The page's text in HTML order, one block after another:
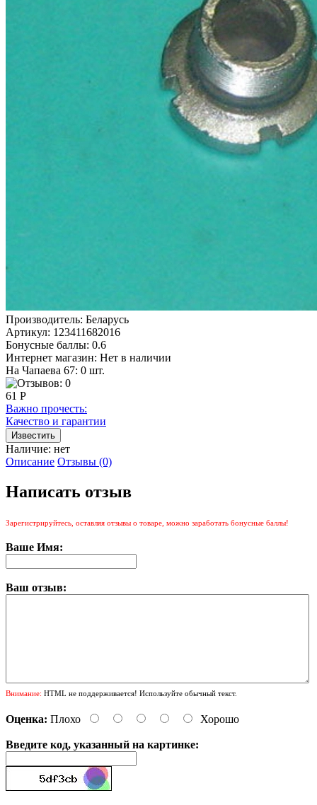
Производитель: Беларусь
Артикул: 123411682016
Бонусные баллы: 0.6
Интернет магазин: Нет в наличии
На Чапаева 67: 0 шт.
61 Р
Важно прочесть:
Качество и гарантии
Наличие: нет
Описание Отзывы (0)
Написать отзыв
Зарегистрируйтесь, оставляя отзывы о товаре, можно заработать бонусные баллы!
Ваше Имя:
Ваш отзыв:
Внимание: HTML не поддерживается! Используйте обычный текст.
Оценка: Плохо Хорошо
Введите код, указанный на картинке: